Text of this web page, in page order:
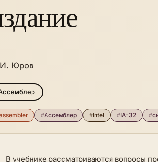
Юров
assembler #Ассемблер #Intel #IA-32 #
В учебнике рассматриваются вопросы